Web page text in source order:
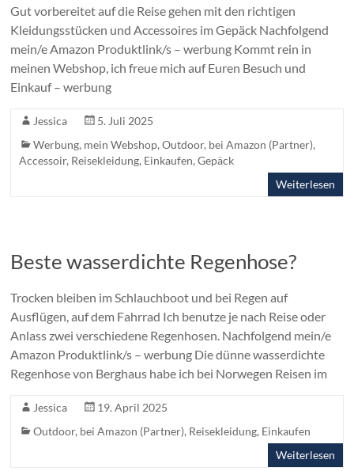
Gut vorbereitet auf die Reise gehen mit den richtigen
Kleidungsstücken und Accessoires im Gepäck Nachfolgend
mein/e Amazon Produktlink/s – werbung Kommt rein in
meinen Webshop, ich freue mich auf Euren Besuch und
Einkauf – werbung
Jessica
5. Juli 2025
Werbung, mein Webshop,Outdoor, bei Amazon (Partner),
Accessoir, Reisekleidung, Einkaufen,Gepäck
Weiterlesen
Beste wasserdichte Regenhose?
Trocken bleiben im Schlauchboot und bei Regen auf
Ausflügen, auf dem Fahrrad Ich benutze je nach Reise oder
Anlass zwei verschiedene Regenhosen. Nachfolgend mein/e
Amazon Produktlink/s – werbung Die dünne wasserdichte
Regenhose von Berghaus habe ich bei Norwegen Reisen im
Jessica
19. April 2025
Outdoor, bei Amazon (Partner), Reisekleidung, Einkaufen
Weiterlesen